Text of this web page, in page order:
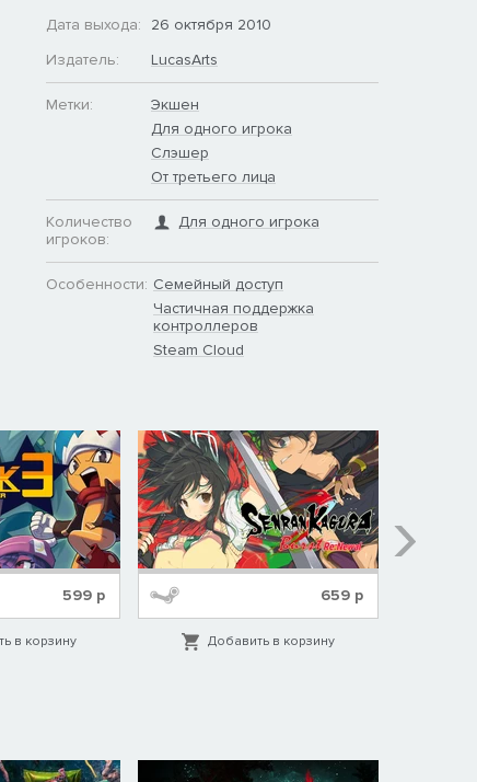
Дата выхода:
26 октября 2010
Издатель:
LucasArts
Метки:
Экшен
Для одного игрока
Слэшер
От третьего лица
Количество
игроков:
Для одного игрока
Особенности: Семейный доступ
Частичная поддержка
контроллеров
Steam Cloud
599 р
в корзину
659 р
Добавить в корзину